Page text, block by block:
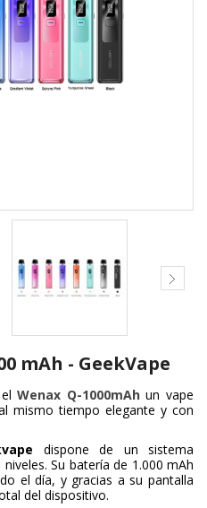
mAh - GeekVape
elWenax Q-1000mAhun vape
mismo tiempo elegante y con
dispone de un sistema
Su batería de 1.000 mAh
el día, y gracias a su pantalla
del dispositivo.